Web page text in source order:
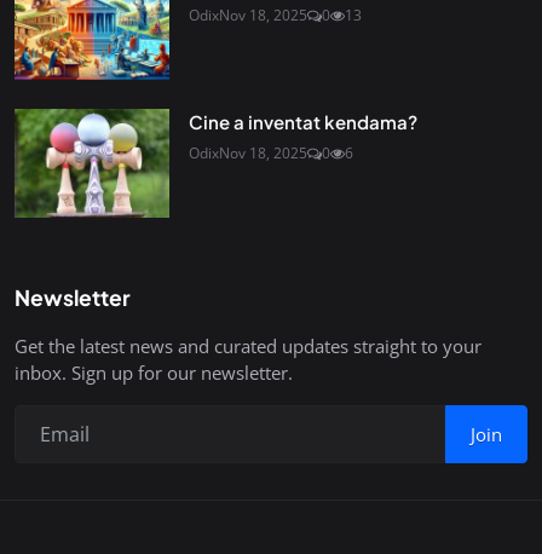
OdixNov 18, 2025 0 13
Cine a inventat kendama?
OdixNov 18, 2025 0 6
Newsletter
Get the latest news and curated updates straight to your
inbox. Sign up for our newsletter.
Join